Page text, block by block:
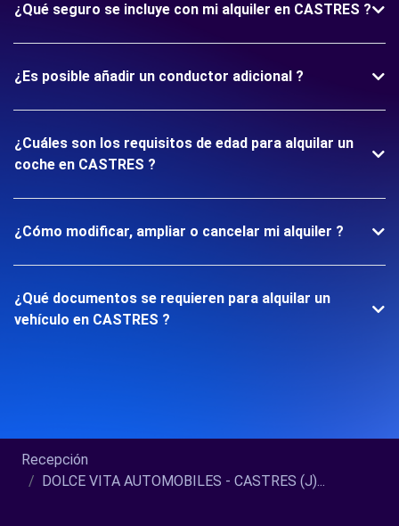
¿Qué seguro se incluye con mi alquiler en CASTRES ?
¿Es posible añadir un conductor adicional ?
¿Cuáles son los requisitos de edad para alquilar un
coche en CASTRES ?
¿Cómo modificar, ampliar o cancelar mi alquiler ?
¿Qué documentos se requieren para alquilar un
vehículo en CASTRES ?
Recepción
DOLCE VITA AUTOMOBILES - CASTRES (J)...